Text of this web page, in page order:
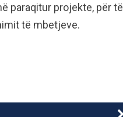
paraqitur projekte, për të
të mbetjeve.